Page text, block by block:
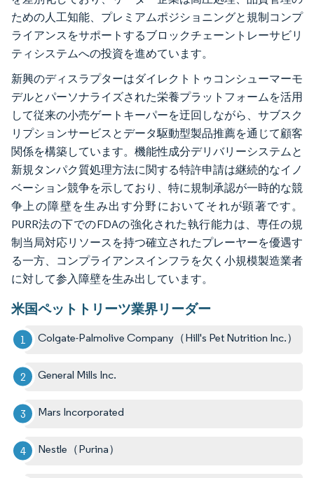
ための人工知能、プレミアムポジショニングと規制コンプ
ライアンスをサポートするブロックチェーントレーサビリ
ティシステムへの投資を進めています。
新興のディスラプターはダイレクトトゥコンシューマーモ
デルとパーソナライズされた栄養プラットフォームを活用
して従来の小売ゲートキーパーを迂回しながら、サブスク
リプションサービスとデータ駆動型製品推薦を通じて顧客
関係を構築しています。機能性成分デリバリーシステムと
新規タンパク質処理方法に関する特許申請は継続的なイノ
ベーション競争を示しており、特に規制承認が一時的な競
争上の障壁を生み出す分野においてそれが顕著です。
PURR法の下でのFDAの強化された執行能力は、専任の規
制当局対応リソースを持つ確立されたプレーヤーを優遇す
る一方、コンプライアンスインフラを欠く小規模製造業者
に対して参入障壁を生み出しています。
米国ペットトリーツ業界リーダー
Colgate-Palmolive Company（Hill's Pet Nutrition Inc.）
General Mills Inc.
Mars Incorporated
Nestle（Purina）